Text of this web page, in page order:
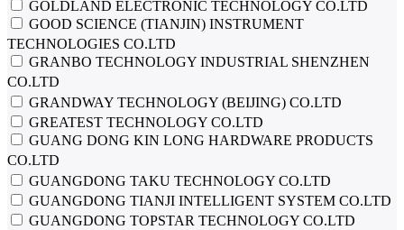
GOLDLAND ELECTRONIC TECHNOLOGY CO.LTD
GOOD SCIENCE (TIANJIN) INSTRUMENT
TECHNOLOGIES CO.LTD
GRANBO TECHNOLOGY INDUSTRIAL SHENZHEN
CO.LTD
GRANDWAY TECHNOLOGY (BEIJING) CO.LTD
GREATEST TECHNOLOGY CO.LTD
GUANG DONG KIN LONG HARDWARE PRODUCTS
CO.LTD
GUANGDONG TAKU TECHNOLOGY CO.LTD
GUANGDONG TIANJI INTELLIGENT SYSTEM CO.LTD
GUANGDONG TOPSTAR TECHNOLOGY CO.LTD